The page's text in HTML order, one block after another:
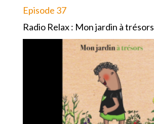
Episode 37
Radio Relax : Mon jardin à trésors